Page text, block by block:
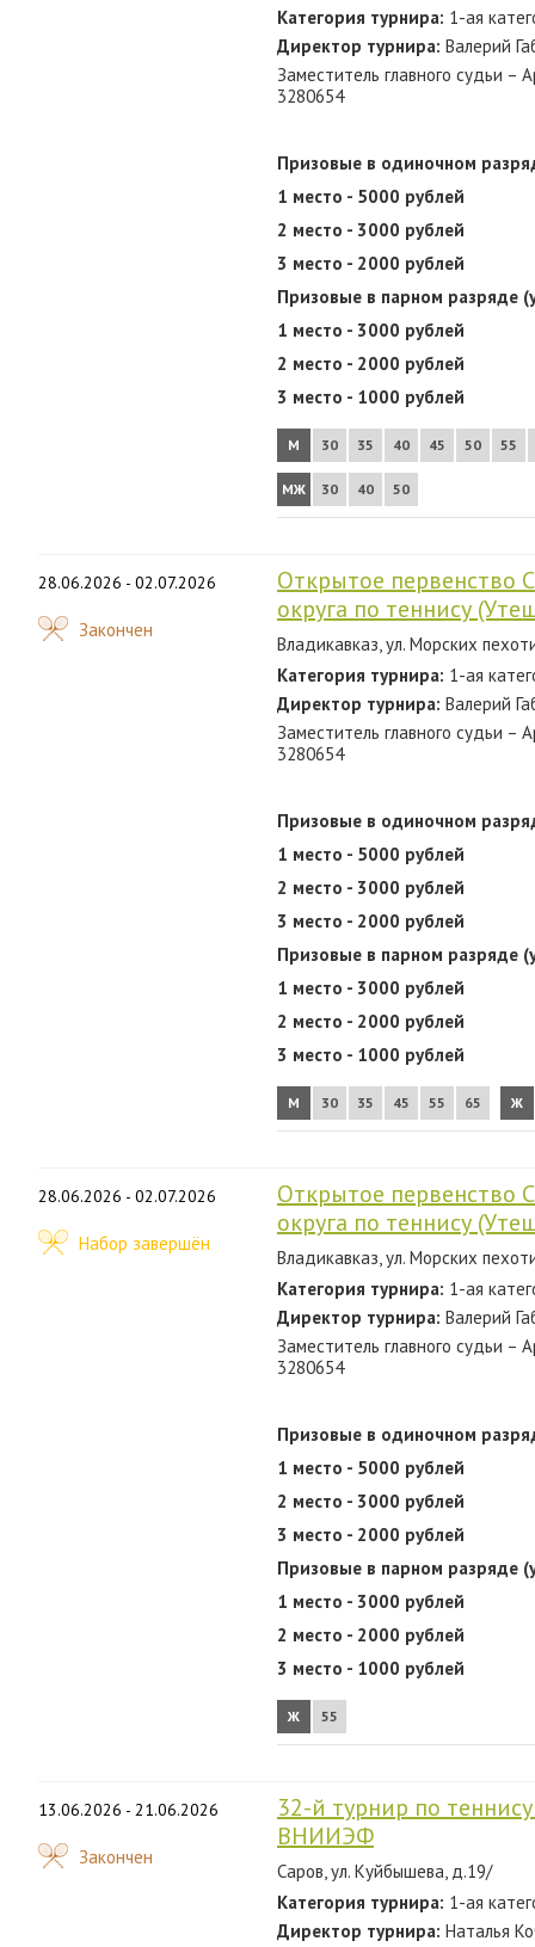
Категория турнира: 1-ая
Директор турнира: Валерий
Заместитель главного судьи –
3280654
Призовые в одиночном
1 место - 5000 рублей
2 место - 3000 рублей
3 место - 2000 рублей
Призовые в парном разряде
1 место - 3000 рублей
2 место - 2000 рублей
3 место - 1000 рублей
М 30 35 40 45 50 55
МЖ 30 40 50
28.06.2026 - 02.07.2026
Закончен
Открытое первенство
округа по теннису
Владикавказ, ул. Морских
Категория турнира: 1-ая
Директор турнира: Валерий
Заместитель главного судьи –
3280654
Призовые в одиночном
1 место - 5000 рублей
2 место - 3000 рублей
3 место - 2000 рублей
Призовые в парном разряде
1 место - 3000 рублей
2 место - 2000 рублей
3 место - 1000 рублей
М 30 35 45 55 65 Ж
28.06.2026 - 02.07.2026
Набор завершён
Открытое первенство
округа по теннису
Владикавказ, ул. Морских
Категория турнира: 1-ая
Директор турнира: Валерий
Заместитель главного судьи –
3280654
Призовые в одиночном
1 место - 5000 рублей
2 место - 3000 рублей
3 место - 2000 рублей
Призовые в парном разряде
1 место - 3000 рублей
2 место - 2000 рублей
3 место - 1000 рублей
Ж 55
13.06.2026 - 21.06.2026
Закончен
32-й турнир по
ВНИИЭФ
Саров, ул. Куйбышева, д.19/
Категория турнира: 1-ая
Директор турнира: Наталья